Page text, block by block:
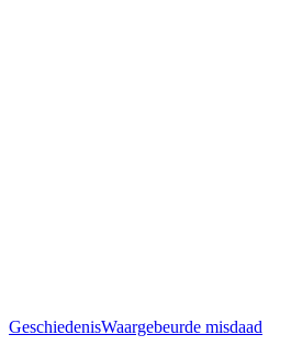
GeschiedenisWaargebeurde misdaad